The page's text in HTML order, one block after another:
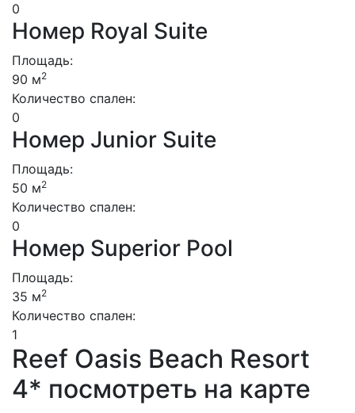
0
Номер Royal Suite
Площадь:
90 м2
Количество спален:
0
Номер Junior Suite
Площадь:
50 м2
Количество спален:
0
Номер Superior Pool
Площадь:
35 м2
Количество спален:
1
Reef Oasis Beach Resort
4* посмотреть на карте